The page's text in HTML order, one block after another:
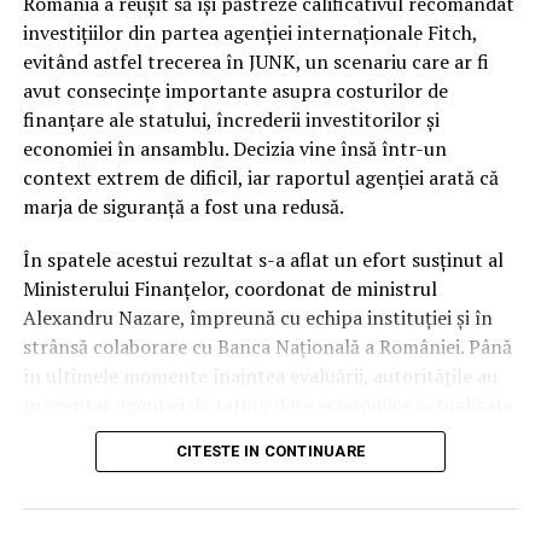
În ciuda acestor vulnerabilități și a presiunii uriașe pe
finanțele publice, autoritățile române au reușit să evite
scenariul negativ. Întrebarea esențială este cum a fost
posibil acest lucru, în condițiile în care datele
economice brute erau deja cunoscute de piețe.
Răspunsul nu a stat în prezentarea unor indicatori noi,
ci în garanțiile de conduită fiscală. În timp ce
autoritatea altor actori politici s-a erodat considerabil
pe parcursul mandatului, Nicușor Dan a rămas
interlocutorul strategic în care partenerii externi au
avut încredere totală.
Presedinția ca garant al
disciplinei bugetare
investițiilor din partea agenției internaționale Fitch,
evitând astfel trecerea în JUNK, un scenariu care ar fi
avut consecințe importante asupra costurilor de
finanțare ale statului, încrederii investitorilor și
economiei în ansamblu. Decizia vine însă într-un
context extrem de dificil, iar raportul agenției arată că
marja de siguranță a fost una redusă.
În spatele acestui rezultat s-a aflat un efort susținut al
Ministerului Finanțelor, coordonat de ministrul
Alexandru Nazare, împreună cu echipa instituției și în
strânsă colaborare cu Banca Națională a României. Până
în ultimele momente înaintea evaluării, autoritățile au
și argumente tehnice privind evoluția finanțelor publice
și măsurile adoptate pentru consolidarea fiscală.
Potrivit informațiilor prezentate, România a venit în
CITESTE IN CONTINUARE